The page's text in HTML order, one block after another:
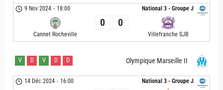
National 3 - Groupe J
9 Nov 2024 - 18:00
Cannet Rocheville
0 0
Villefranche SJB
Olympique Marseille II
V D V D D
National 3 - Groupe J
14 Déc 2024 - 16:00